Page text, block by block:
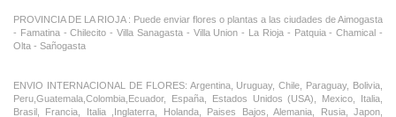
PROVINCIA DE LA RIOJA : Puede enviar flores o plantas a las ciudades de Aimogasta
- Famatina - Chilecito - Villa Sanagasta - Villa Union - La Rioja - Patquia - Chamical -
Olta - Sañogasta
ENVIO INTERNACIONAL DE FLORES: Argentina, Uruguay, Chile, Paraguay, Bolivia,
Peru,Guatemala,Colombia,Ecuador, España, Estados Unidos (USA), Mexico, Italia,
Brasil, Francia, Italia ,Inglaterra, Holanda, Paises Bajos, Alemania, Rusia, Japon,